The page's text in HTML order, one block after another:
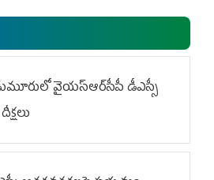
వైయ‌స్ఆర్‌సీపీ డీఎస్సీ